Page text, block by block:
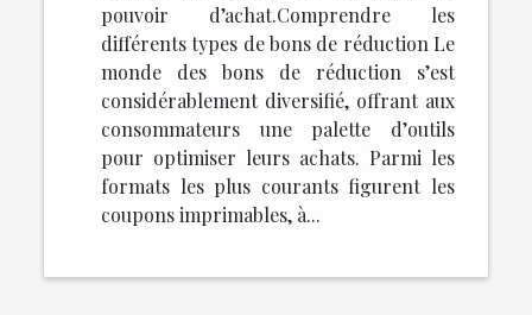
pouvoir d’achat.Comprendre les
différents types de bons de réduction Le
monde des bons de réduction s’est
considérablement diversifié, offrant aux
consommateurs une palette d’outils
pour optimiser leurs achats. Parmi les
formats les plus courants figurent les
coupons imprimables, à...